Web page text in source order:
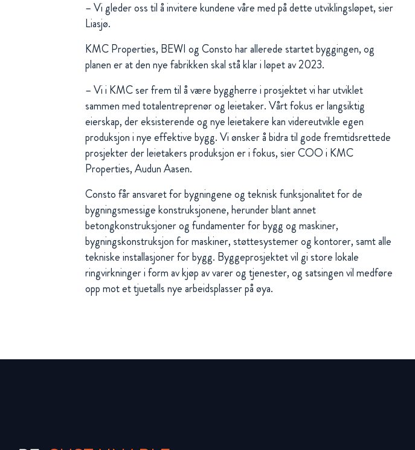
– Vi gleder oss til å invitere kundene våre med på dette utviklingsløpet, sier
Liasjø.
KMC Properties, BEWI og Consto har allerede startet byggingen, og
planen er at den nye fabrikken skal stå klar i løpet av 2023.
– Vi i KMC ser frem til å være byggherre i prosjektet vi har utviklet
sammen med totalentreprenør og leietaker. Vårt fokus er langsiktig
eierskap, der eksisterende og nye leietakere kan videreutvikle egen
produksjon i nye effektive bygg. Vi ønsker å bidra til gode fremtidsrettede
prosjekter der leietakers produksjon er i fokus, sier COO i KMC
Properties, Audun Aasen.
Consto får ansvaret for bygningene og teknisk funksjonalitet for de
bygningsmessige konstruksjonene, herunder blant annet
betongkonstruksjoner og fundamenter for bygg og maskiner,
bygningskonstruksjon for maskiner, støttesystemer og kontorer, samt alle
tekniske installasjoner for bygg. Byggeprosjektet vil gi store lokale
ringvirkninger i form av kjøp av varer og tjenester, og satsingen vil medføre
opp mot et tjuetalls nye arbeidsplasser på øya.